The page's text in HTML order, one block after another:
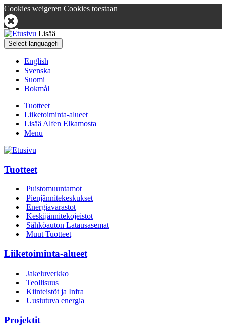
Cookies weigeren Cookies toestaan
Lisää
Select languagefi
English
Svenska
Suomi
Bokmål
Tuotteet
Liiketoiminta-alueet
Lisää Alfen Elkamosta
Menu
Tuotteet
Puistomuuntamot
Pienjännitekeskukset
Energiavarastot
Keskijännitekojeistot
Sähköauton Latausasemat
Muut Tuotteet
Liiketoiminta-alueet
Jakeluverkko
Teollisuus
Kiinteistöt ja Infra
Uusiutuva energia
Projektit